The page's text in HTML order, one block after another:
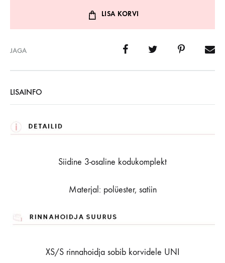
LISA KORVI
JAGA
LISAINFO
Siidine 3-osaline kodukomplekt
Materjal: polüester, satiin
XS/S rinnahoidja sobib korvidele UNI